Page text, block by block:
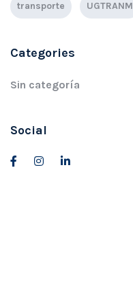
transporte UGTRANM
Categories
Sin categoría
Social